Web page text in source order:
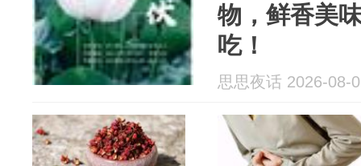
物，鲜香美
吃！
思思夜话 2026-08-